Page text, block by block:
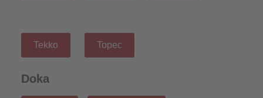
Tekko Topec
Doka